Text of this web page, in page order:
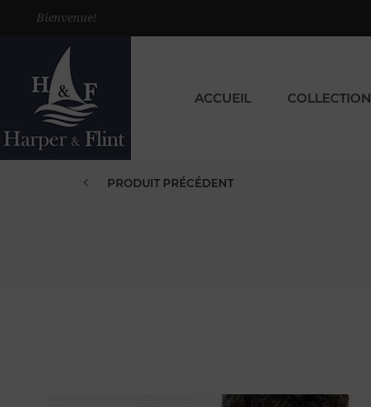
Bienvenue!
ACCUEIL COLLECTION
PRODUIT PRÉCÉDENT